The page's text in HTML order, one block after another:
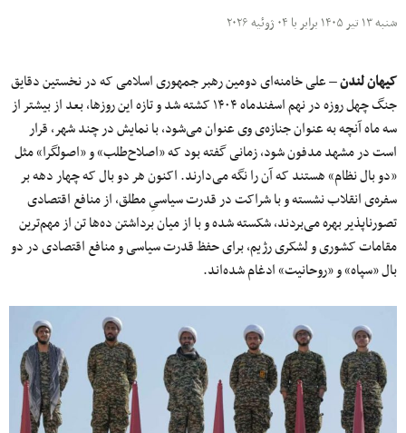
شنبه ۱۳ تیر ۱۴۰۵ برابر با ۰۴ ژوئیه ۲۰۲۶
کیهان لندن– علی خامنه‌ای دومین رهبر جمهوری اسلامی که در نخستین دقایق
جنگ چهل روزه‌ در نهم اسفندماه ۱۴۰۴ کشته شد و تازه این روزها، بعد از بیشتر از
سه ماه آنچه به عنوان جنازه‌ی وی عنوان می‌شود، با نمایش در چند شهر، قرار
است در مشهد مدفون شود، زمانی گفته بود که «اصلاح‌طلب» و «اصولگرا» مثل
«دو بال نظام» هستند که آن را نگه‌ می‌دارند. اکنون هر دو بال که چهار دهه بر
سفره‌ی انقلاب نشسته و با شراکت در قدرت سیاسیِ مطلق، از منافع اقتصادی
تصورناپذیر بهره می‌بردند، شکسته شده و با از میان برداشتن ده‌ها تن از مهم‌ترین
مقامات کشوری و لشکری رژیم، برای حفظ قدرت سیاسی و منافع اقتصادی در دو
بال «سپاه» و «روحانیت» ادغام شده‌اند.